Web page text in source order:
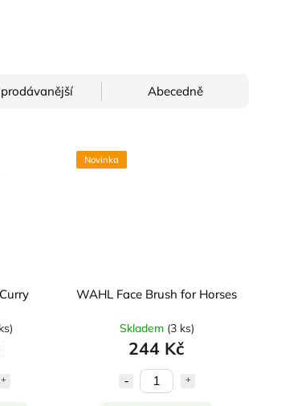
Abecedně
)
Novinka
WAHL Face Brush for Horses
Skladem (3 ks)
244 Kč